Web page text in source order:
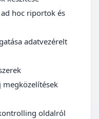
hoc riportok és
adatvezérelt
megközelítések
oldalról